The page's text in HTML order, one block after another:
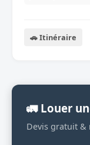
🚗 Itinéraire
🚛 Louer
Devis gratuit &